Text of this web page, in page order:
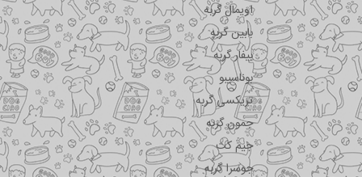
اویمال گربه
بابین گربه
بیفار گربه
بوناسیبو
تریکسی گربه
جمون گربه
جیم کت
جوسرا گربه